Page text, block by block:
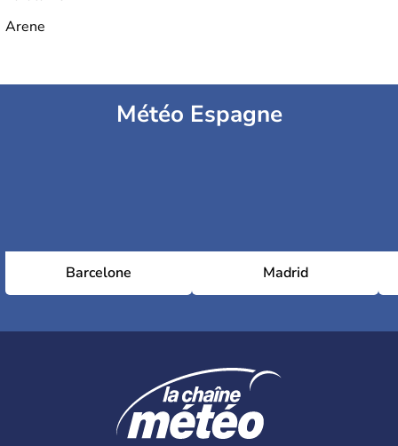
Arene
Météo Espagne
Barcelone Madrid